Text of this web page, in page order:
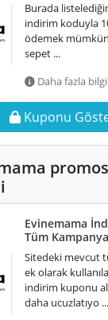
Burada
indirim koduyla
ödemek
sepet ...
Daha fazla bilgi
Kuponu
Evinemama
Tüm
Sitedeki mevcut
ek olarak
indirim kuponu
daha ucuzlatıyo ...